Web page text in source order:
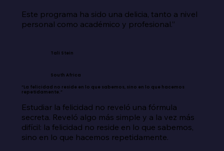
Este programa ha sido una delicia, tanto a nivel
personal como académico y profesional.”
Tali Stein
South Africa
“La felicidad no reside en lo que sabemos, sino en lo que hacemos
repetidamente.”
Estudiar la felicidad no reveló una fórmula
secreta. Reveló algo más simple y a la vez más
difícil: la felicidad no reside en lo que sabemos,
sino en lo que hacemos repetidamente.